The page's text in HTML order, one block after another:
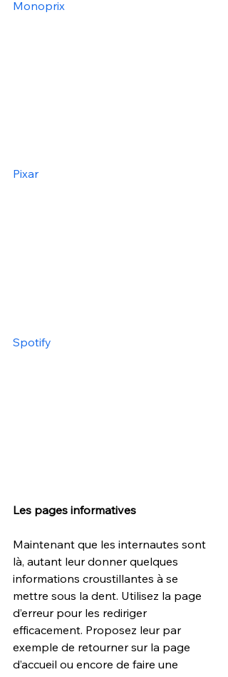
Monoprix
Pixar
Spotify
Les pages informatives
Maintenant que les internautes sont
là, autant leur donner quelques
informations croustillantes à se
mettre sous la dent. Utilisez la page
d’erreur pour les rediriger
efficacement. Proposez leur par
exemple de retourner sur la page
d’accueil ou encore de faire une